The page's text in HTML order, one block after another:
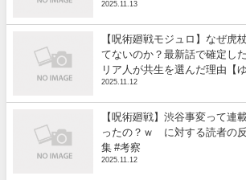
2025.11.13
【呪術廻戦モジュロ】なぜ虎
てないのか？最新話で確定し
リア人が共生を選んだ理由【
2025.11.12
【呪術廻戦】渋谷事変って連
ったの？ｗ に対する読者の
集 #考察
2025.11.12